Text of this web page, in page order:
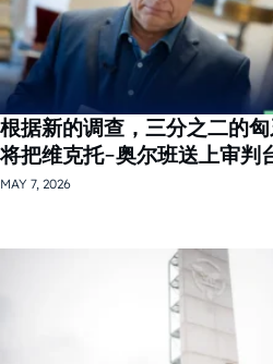
根据新的调查，三分之二的
将把维克托-奥尔班送上审判
MAY 7, 2026